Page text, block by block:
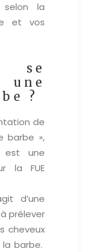
selon la
et vos
se
?
de
barbe »,
une
la FUE
d’une
prélever
cheveux
barbe.